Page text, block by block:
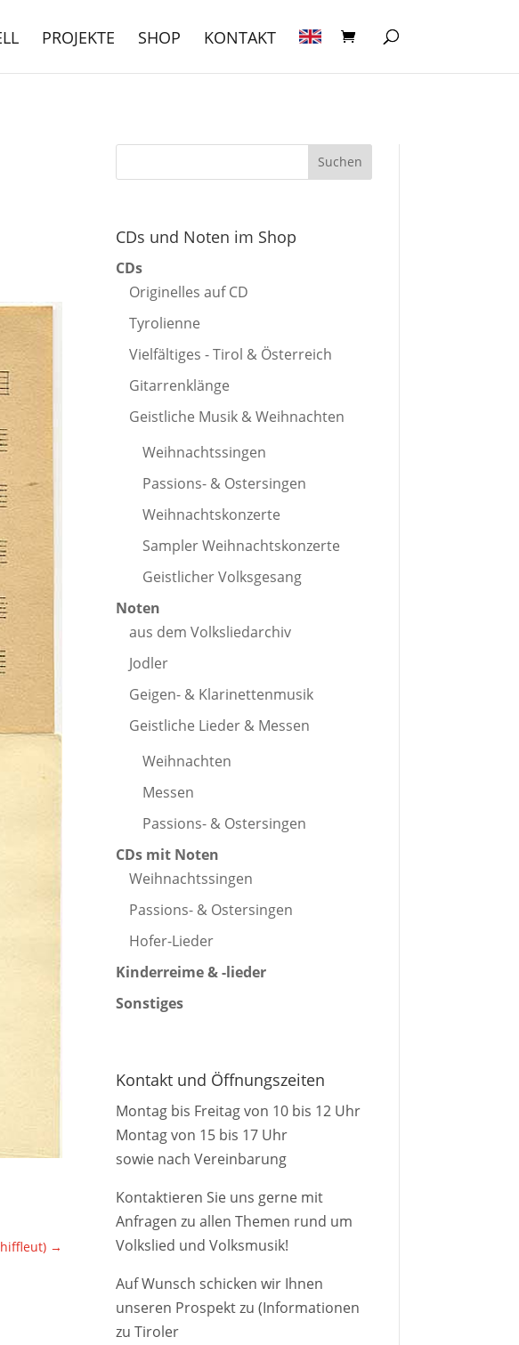
PROJEKTE SHOP KONTAKT
→
CDs und Noten im Shop
CDs
Originelles auf CD
Tyrolienne
Vielfältiges - Tirol & Österreich
Gitarrenklänge
Geistliche Musik & Weihnachten
Weihnachtssingen
Passions- & Ostersingen
Weihnachtskonzerte
Sampler Weihnachtskonzerte
Geistlicher Volksgesang
Noten
aus dem Volksliedarchiv
Jodler
Geigen- & Klarinettenmusik
Geistliche Lieder & Messen
Weihnachten
Messen
Passions- & Ostersingen
CDs mit Noten
Weihnachtssingen
Passions- & Ostersingen
Hofer-Lieder
Kinderreime & -lieder
Sonstiges
Kontakt und Öffnungszeiten
Montag bis Freitag von 10 bis 12 Uhr
Montag von 15 bis 17 Uhr
sowie nach Vereinbarung
Kontaktieren Sie uns gerne mit
Anfragen zu allen Themen rund um
Volkslied und Volksmusik!
Auf Wunsch schicken wir Ihnen
unseren Prospekt zu (Informationen
zu Tiroler